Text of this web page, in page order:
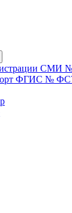
СМИ
ФГИС №